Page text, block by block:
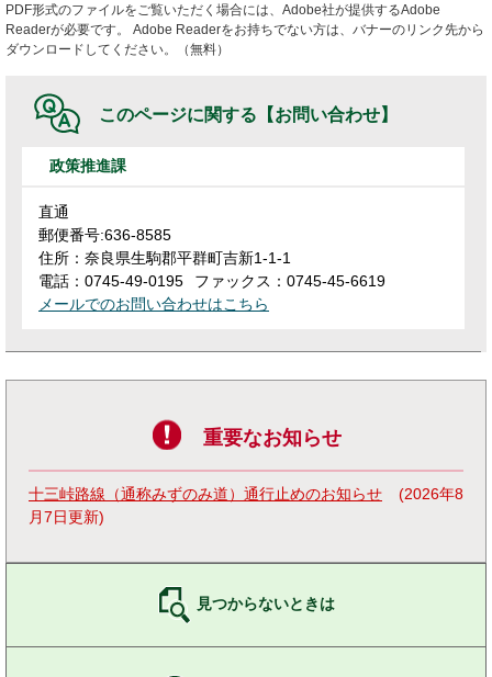
PDF形式のファイルをご覧いただく場合には、Adobe社が提供するAdobe
Readerが必要です。
Adobe Readerをお持ちでない方は、バナーのリンク先から
ダウンロードしてください。（無料）
このページに関する 【お問い合わせ】
政策推進課
直通
郵便番号:636-8585
住所：奈良県生駒郡平群町吉新1-1-1
電話：0745-49-0195
ファックス：0745-45-6619
メールでのお問い合わせはこちら
重要なお知らせ
十三峠路線（通称みずのみ道）通行止めのお知らせ
2026年8
月7日更新
見つからないときは